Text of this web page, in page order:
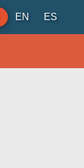
EN ES